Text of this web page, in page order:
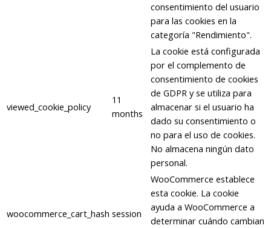
consentimiento del usuario
para las cookies en la
categoría "Rendimiento".
viewed_cookie_policy
11
months
La cookie está configurada
por el complemento de
consentimiento de cookies
de GDPR y se utiliza para
almacenar si el usuario ha
dado su consentimiento o
no para el uso de cookies.
No almacena ningún dato
personal.
woocommerce_cart_hash session
WooCommerce establece
esta cookie. La cookie
ayuda a WooCommerce a
determinar cuándo cambian